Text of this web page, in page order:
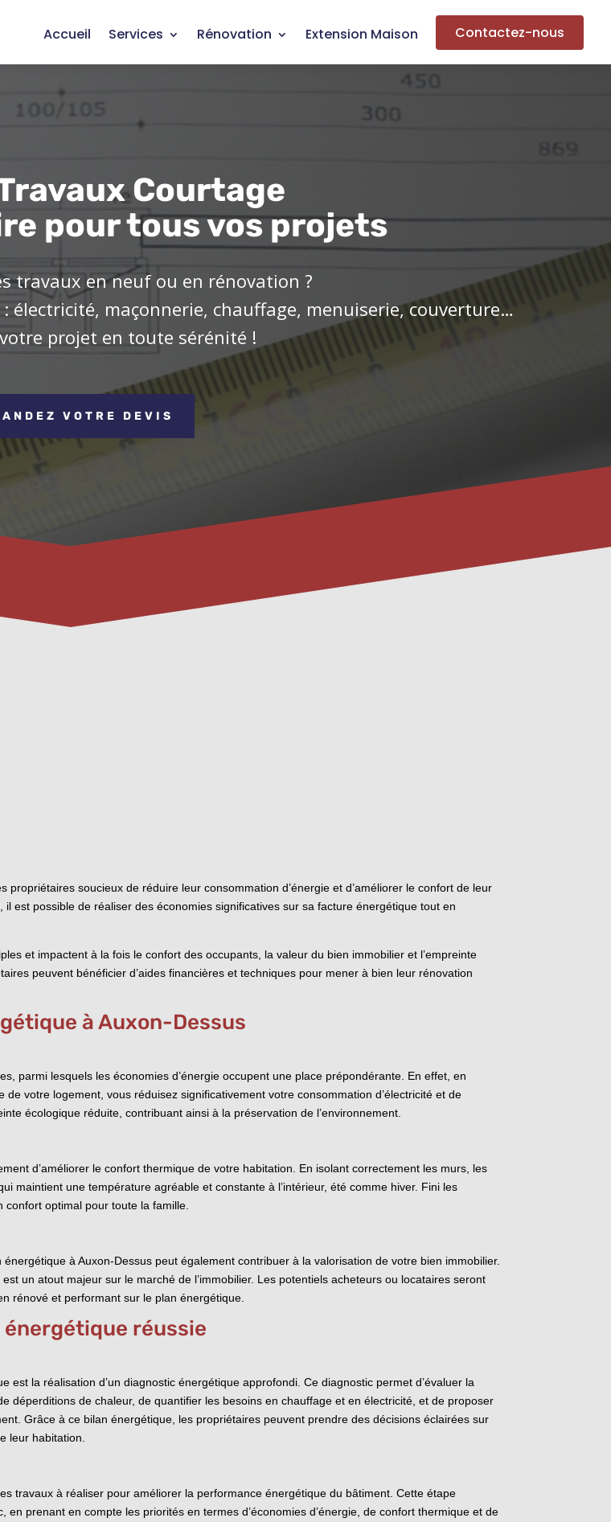
Accueil Services Rénovation Extension Maison Contactez-nous
Courtage
pour tous vos projets
travaux en neuf ou en rénovation ?
: électricité, maçonnerie, chauffage, menuiserie, couverture…
projet en toute sérénité !
VOTRE DEVIS
soucieux de réduire leur consommation d’énergie et d’améliorer le confort de leur
est possible de réaliser des économies significatives sur sa facture énergétique tout en
et impactent à la fois le confort des occupants, la valeur du bien immobilier et l’empreinte
peuvent bénéficier d’aides financières et techniques pour mener à bien leur rénovation
à Auxon-Dessus
parmi lesquels les économies d’énergie occupent une place prépondérante. En effet, en
votre logement, vous réduisez significativement votre consommation d’électricité et de
écologique réduite, contribuant ainsi à la préservation de l’environnement.
d’améliorer le confort thermique de votre habitation. En isolant correctement les murs, les
maintient une température agréable et constante à l’intérieur, été comme hiver. Fini les
optimal pour toute la famille.
à Auxon-Dessus peut également contribuer à la valorisation de votre bien immobilier.
un atout majeur sur le marché de l’immobilier. Les potentiels acheteurs ou locataires seront
rénové et performant sur le plan énergétique.
réussie
la réalisation d’un diagnostic énergétique approfondi. Ce diagnostic permet d’évaluer la
déperditions de chaleur, de quantifier les besoins en chauffage et en électricité, et de proposer
Grâce à ce bilan énergétique, les propriétaires peuvent prendre des décisions éclairées sur
leur habitation.
travaux à réaliser pour améliorer la performance énergétique du bâtiment. Cette étape
prenant en compte les priorités en termes d’économies d’énergie, de confort thermique et de